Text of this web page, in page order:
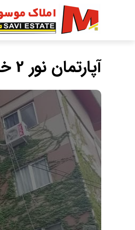
آپارتمان نور 2 خواب سند تک برگ پلاک 3 ساحل طبقه اول